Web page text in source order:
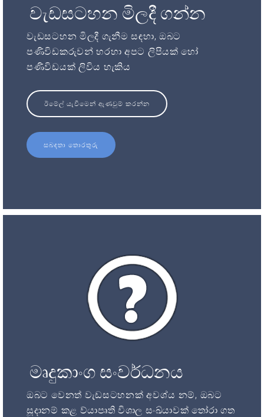
වැඩසටහන මිලදී ගන්න
වැඩසටහන මිලදී ගැනීම සඳහා, ඔබට
පණිවිඩකරුවන් හරහා අපට ලිපියක් හෝ
පණිවිඩයක් ලිවිය හැකිය
ඊමේල් යැවීමෙන් ඇණවුම් කරන්න
සබඳතා තොරතුරු
මෘදුකාංග සංවර්ධනය
ඔබට වෙනත් වැඩසටහනක් අවශ්ය නම්, ඔබට
සූදානම් කළ ව්යාපෘති විශාල සංඛ්යාවක් තෝරා ගත